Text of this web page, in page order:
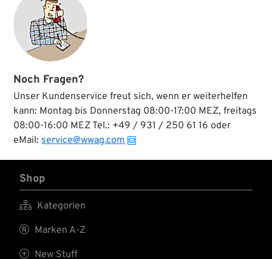
Noch Fragen?
Unser Kundenservice freut sich, wenn er weiterhelfen
kann: Montag bis Donnerstag 08:00-17:00 MEZ, freitags
08:00-16:00 MEZ Tel.: +49 / 931 / 250 61 16 oder
eMail: service@wwag.com
Shop
 Kategorien
 Marken A-Z
 New Stuff